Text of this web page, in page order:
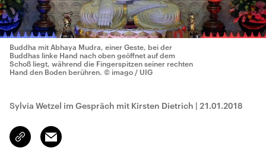
Buddha mit Abhaya Mudra, einer Geste, bei der
Buddhas linke Hand nach oben geöffnet auf dem
Schoß liegt, während die Fingerspitzen seiner rechten
Hand den Boden berühren. © imago / UIG
Sylvia Wetzel im Gespräch mit Kirsten Dietrich | 21.01.2018
Link
kopieren/teilen
Email